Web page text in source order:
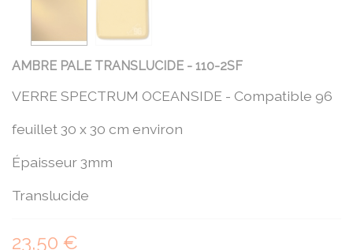
AMBRE PALE TRANSLUCIDE - 110-2SF
VERRE SPECTRUM OCEANSIDE - Compatible 96
feuillet 30 x 30 cm environ
Épaisseur 3mm
Translucide
23,50 €